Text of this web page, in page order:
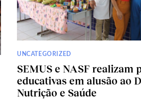
UNCATEGORIZED
SEMUS e NASF realizam
educativas em alusão ao
Nutrição e Saúde